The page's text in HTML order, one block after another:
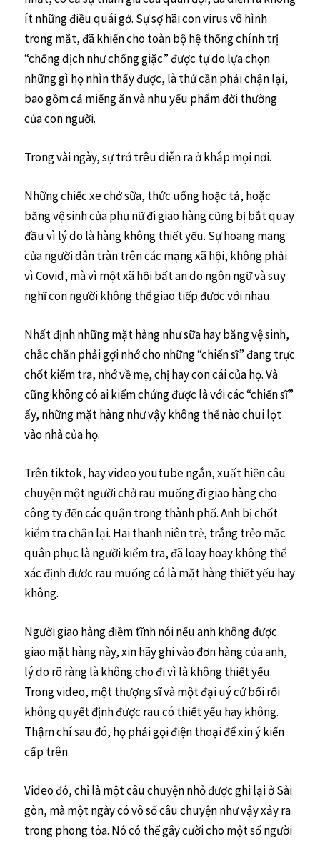
ít những điều quái gở. Sự sợ hãi con virus vô hình
trong mắt, đã khiến cho toàn bộ hệ thống chính trị
“chống dịch như chống giặc” được tự do lựa chọn
những gì họ nhìn thấy được, là thứ cần phải chận lại,
bao gồm cả miếng ăn và nhu yếu phẩm đời thường
của con người.
Trong vài ngày, sự trớ trêu diễn ra ở khắp mọi nơi.
Những chiếc xe chở sữa, thức uống hoặc tả, hoặc
băng vệ sinh của phụ nữ đi giao hàng cũng bị bắt quay
đầu vì lý do là hàng không thiết yếu. Sự hoang mang
của người dân tràn trên các mạng xã hội, không phải
vì Covid, mà vì một xã hội bất an do ngôn ngữ và suy
nghĩ con người không thể giao tiếp được với nhau.
Nhất định những mặt hàng như sữa hay băng vệ sinh,
chắc chắn phải gợi nhớ cho những “chiến sĩ” đang trực
chốt kiểm tra, nhớ về mẹ, chị hay con cái của họ. Và
cũng không có ai kiểm chứng được là với các “chiến sĩ”
ấy, những mặt hàng như vậy không thể nào chui lọt
vào nhà của họ.
Trên tiktok, hay video youtube ngắn, xuất hiện câu
chuyện một người chở rau muống đi giao hàng cho
công ty đến các quận trong thành phố. Anh bị chốt
kiểm tra chận lại. Hai thanh niên trẻ, trắng trẻo mặc
quân phục là người kiểm tra, đã loay hoay không thể
xác định được rau muống có là mặt hàng thiết yếu hay
không.
Người giao hàng điềm tĩnh nói nếu anh không được
giao mặt hàng này, xin hãy ghi vào đơn hàng của anh,
lý do rõ ràng là không cho đi vì là không thiết yếu.
Trong video, một thượng sĩ và một đại uý cứ bối rối
không quyết định được rau có thiết yếu hay không.
Thậm chí sau đó, họ phải gọi điện thoại để xin ý kiến
cấp trên.
Video đó, chỉ là một câu chuyện nhỏ được ghi lại ở Sài
gòn, mà một ngày có vô số câu chuyện như vậy xảy ra
trong phong tỏa. Nó có thể gây cười cho một số người